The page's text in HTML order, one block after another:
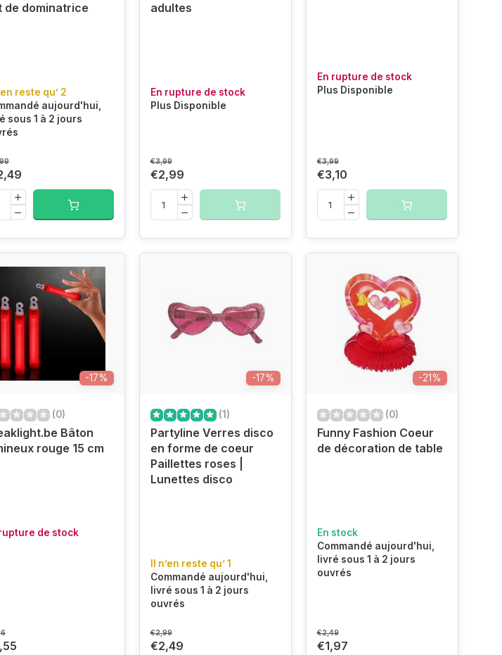
de dominatrice
reste qu’ 2
aujourd'hui,
sous 1 à 2 jours
adultes
En rupture de stock
Plus Disponible
€3,99
€2,99
En rupture de stock
Plus Disponible
€3,99
€3,10
-17%
(0)
Bâton
rouge 15 cm
de stock
-17%
(1)
Partyline Verres disco
en forme de coeur
Paillettes roses |
Lunettes disco
Il n’en reste qu’ 1
Commandé aujourd'hui,
livré sous 1 à 2 jours
ouvrés
€2,99
€2,49
-21%
(0)
Funny Fashion Coeur
de décoration de table
En stock
Commandé aujourd'hui,
livré sous 1 à 2 jours
ouvrés
€2,49
€1,97